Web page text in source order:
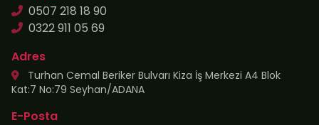
0507 218 18 90
0322 911 05 69
Adres
Turhan Cemal Beriker Bulvarı Kiza İş Merkezi A4 Blok
Kat:7 No:79 Seyhan/ADANA
E-Posta